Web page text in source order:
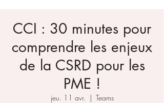
CCI : 30 minutes pour
comprendre les enjeux
de la CSRD pour les
PME !
jeu. 11 avr.
  |
Teams